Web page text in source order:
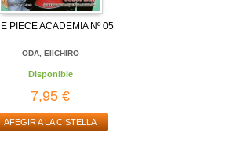
PIECE ACADEMIA Nº 05
ODA, EIICHIRO
Disponible
7,95 €
AFEGIR A LA CISTELLA